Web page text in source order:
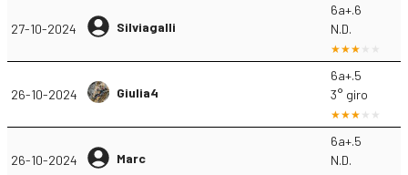
27-10-2024 Silviagalli
6a+.6
N.D.
26-10-2024 Giulia4
6a+.5
3° giro
26-10-2024 Marc
6a+.5
N.D.